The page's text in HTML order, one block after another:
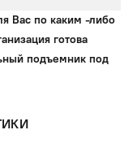
Вас по каким -либо
готова
подъемник под